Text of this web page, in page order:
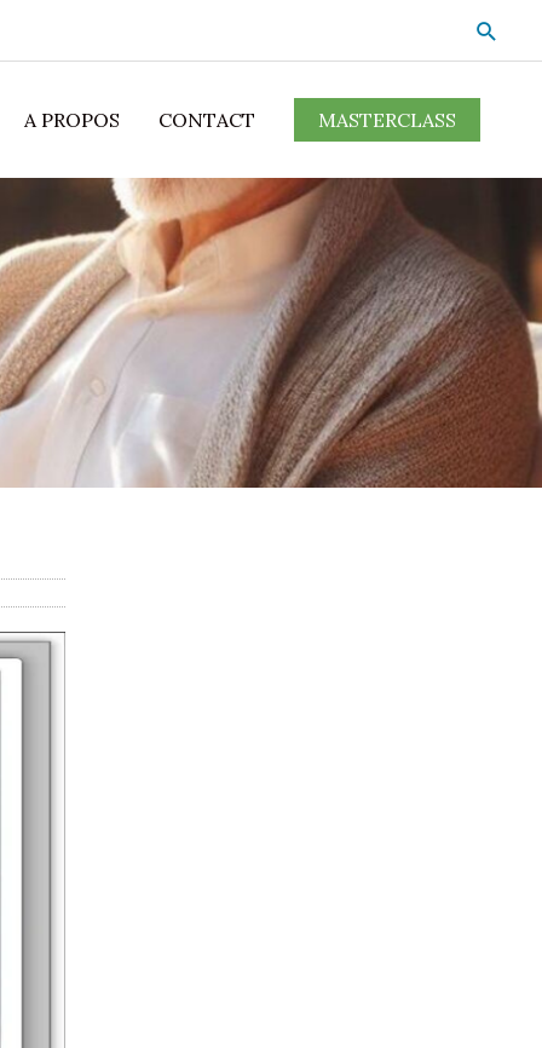
A PROPOS CONTACT MASTERCLASS